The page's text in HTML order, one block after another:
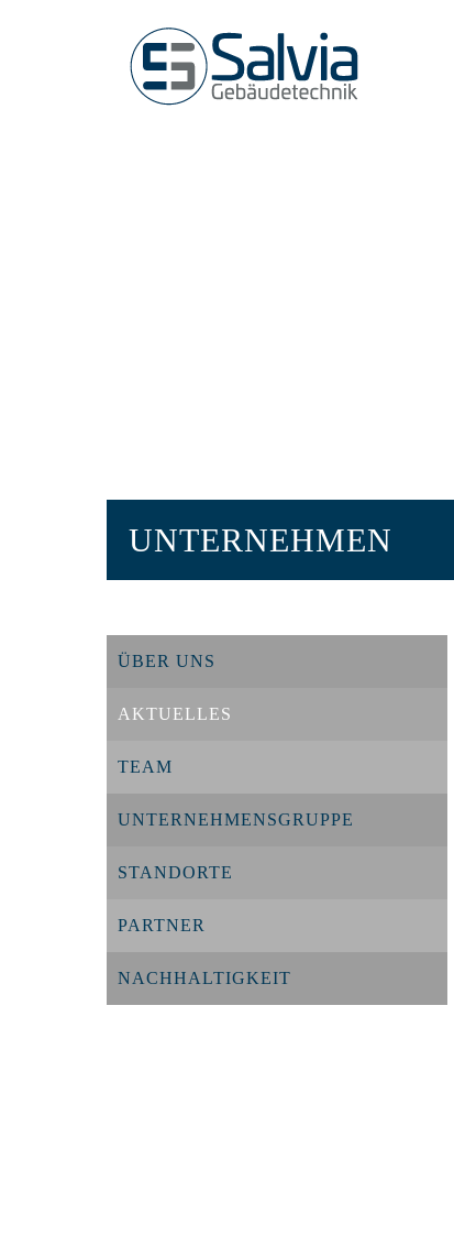
UNTERNEHMEN
ÜBER UNS
AKTUELLES
TEAM
UNTERNEHMENSGRUPPE
STANDORTE
PARTNER
NACHHALTIGKEIT